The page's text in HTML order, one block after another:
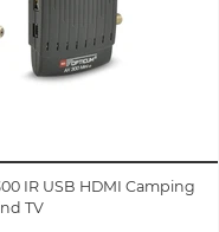
IR USB HDMI Camping
TV